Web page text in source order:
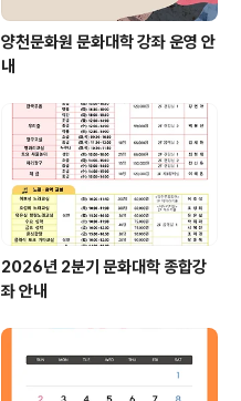
양천문화원 문화대학 강좌 운영 안
내
2026년 2분기 문화대학 종합강
좌 안내